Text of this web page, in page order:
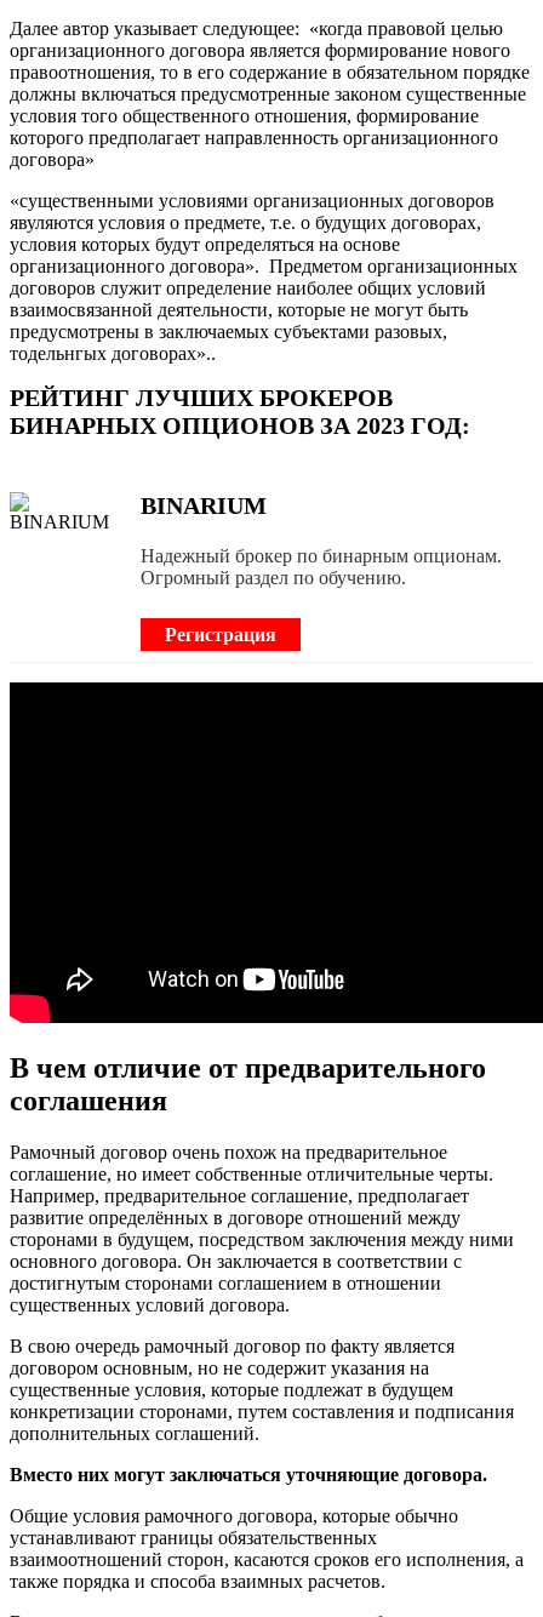
Далее автор указывает следующее: «когда правовой целью
организационного договора является формирование нового
правоотношения, то в его содержание в обязательном порядке
должны включаться предусмотренные законом существенные
условия того общественного отношения, формирование
которого предполагает направленность организационного
договора»
«существенными условиями организационных договоров
явуляются условия о предмете, т.е. о будущих договорах,
условия которых будут определяться на основе
организационного договора». Предметом организационных
договоров служит определение наиболее общих условий
взаимосвязанной деятельности, которые не могут быть
предусмотрены в заключаемых субъектами разовых,
тодельнгых договорах»..
РЕЙТИНГ ЛУЧШИХ БРОКЕРОВ
БИНАРНЫХ ОПЦИОНОВ ЗА 2023 ГОД:
BINARIUM
Надежный брокер по бинарным опционам.
Огромный раздел по обучению.
Регистрация
В чем отличие от предварительного
соглашения
Рамочный договор очень похож на предварительное
соглашение, но имеет собственные отличительные черты.
Например, предварительное соглашение, предполагает
развитие определённых в договоре отношений между
сторонами в будущем, посредством заключения между ними
основного договора. Он заключается в соответствии с
достигнутым сторонами соглашением в отношении
существенных условий договора.
В свою очередь рамочный договор по факту является
договором основным, но не содержит указания на
существенные условия, которые подлежат в будущем
конкретизации сторонами, путем составления и подписания
дополнительных соглашений.
Вместо них могут заключаться уточняющие договора.
Общие условия рамочного договора, которые обычно
устанавливают границы обязательственных
взаимоотношений сторон, касаются сроков его исполнения, а
также порядка и способа взаимных расчетов.